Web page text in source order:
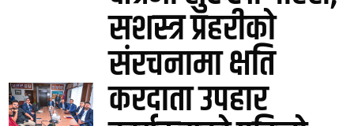
सशस्त्र प्रहरीको
संरचनामा क्षति
करदाता उपहार